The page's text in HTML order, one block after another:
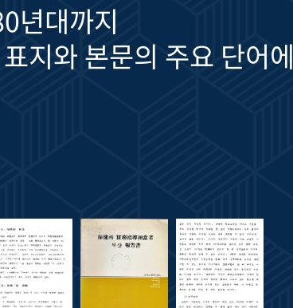
년대까지
지와 본문의 주요 단어에